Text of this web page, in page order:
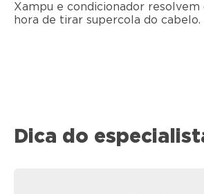
Xampu e condicionador
hora de tirar supercola do cabelo.
Dica do